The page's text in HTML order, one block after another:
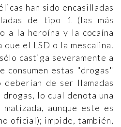
han sido encasilladas
de tipo 1 (las más
a la heroína y la cocaína
que el LSD o la mescalina.
castiga severamente a
consumen estas "drogas"
deberían de ser llamadas
drogas, lo cual denota una
aunque este es
oficial); impide, también,